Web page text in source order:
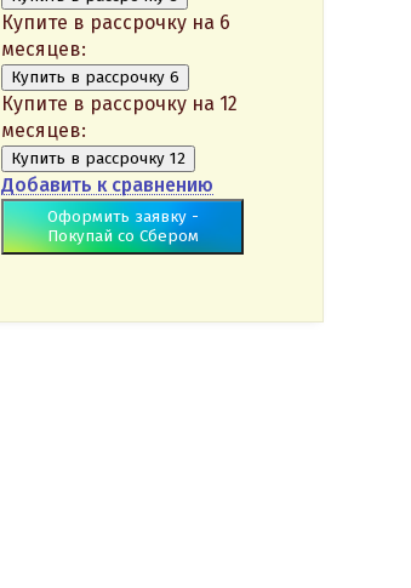
Купите в рассрочку на 6
месяцев:
Купить в рассрочку 6
Купите в рассрочку на 12
месяцев:
Купить в рассрочку 12
Добавить к сравнению
Оформить заявку -
Покупай со Сбером